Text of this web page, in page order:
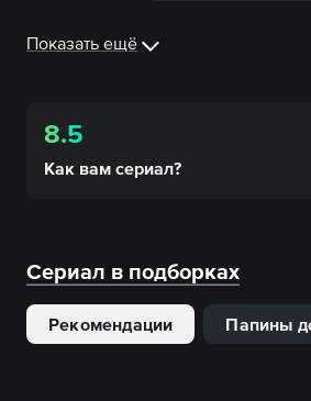
Показать ещё
8.5
Как вам сериал?
Сериал в подборках
Рекомендации Папины